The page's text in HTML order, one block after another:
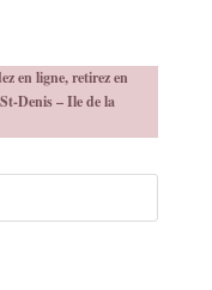
en ligne, retirez en
Denis – Ile de la